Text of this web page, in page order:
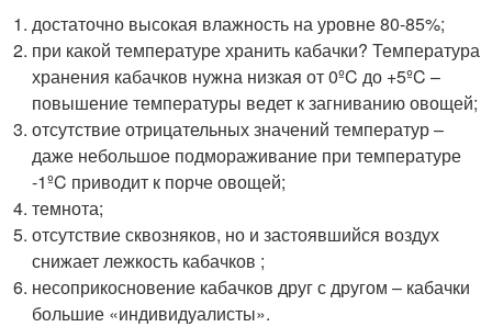
достаточно высокая влажность на уровне 80-85%;
при какой температуре хранить кабачки? Температура
хранения кабачков нужна низкая от 0ºC до +5ºC –
повышение температуры ведет к загниванию овощей;
отсутствие отрицательных значений температур –
даже небольшое подмораживание при температуре
-1ºC приводит к порче овощей;
темнота;
отсутствие сквозняков, но и застоявшийся воздух
снижает лежкость кабачков ;
несоприкосновение кабачков друг с другом – кабачки
большие «индивидуалисты».